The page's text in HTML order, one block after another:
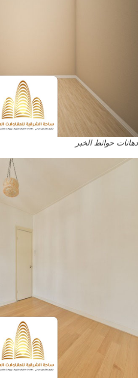
دهانات حوائط الخبر